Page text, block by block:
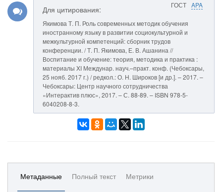
ГОСТ APA
Для цитирования:
Якимова Т. П. Роль современных методик обучения
иностранному языку в развитии социокультурной и
межкультурной компетенций: сборник трудов
конференции. / Т. П. Якимова, Е. В. Ашанина //
Воспитание и обучение: теория, методика и практика :
материалы XI Междунар. науч.–практ. конф. (Чебоксары,
25 нояб. 2017 г.) / редкол.: О. Н. Широков [и др.]. – 2017. –
Чебоксары: Центр научного сотрудничества
«Интерактив плюс», 2017. – С. 88-89. – ISBN 978-5-
6040208-8-3.
Метаданные Полный текст Метрики